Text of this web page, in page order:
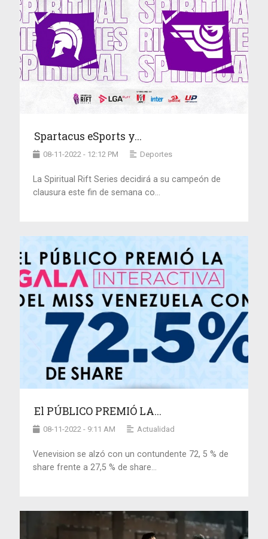
Spartacus eSports y...
08-11-2022 - 12:12 PM Deportes
La Spiritual Rift Series decidirá a su campeón de
clausura este fin de semana co...
El PÚBLICO PREMIÓ LA...
08-11-2022 - 9:11 AM Actualidad
Venevision se alzó con un contundente 72, 5 % de
share frente a 27,5 % de share...